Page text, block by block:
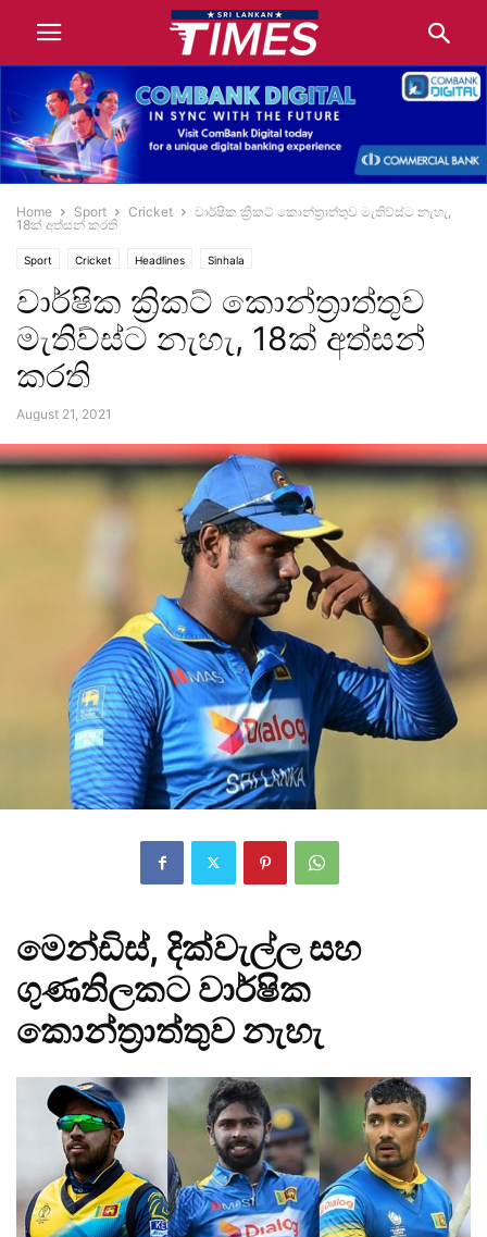
Home Sport Cricket
වාර්ෂික ක්‍රිකට් කොන්ත්‍රාත්තුව මැතිව්ස්ට නැහැ,
18ක් අත්සන් කරති
Sport Cricket Headlines Sinhala
වාර්ෂික ක්‍රිකට් කොන්ත්‍රාත්තුව
මැතිව්ස්ට නැහැ, 18ක් අත්සන්
කරති
August 21, 2021
මෙන්ඩිස්, දික්වැල්ල සහ
ගුණතිලකට වාර්ෂික
කොන්ත‍්‍රාත්තුව නැහැ